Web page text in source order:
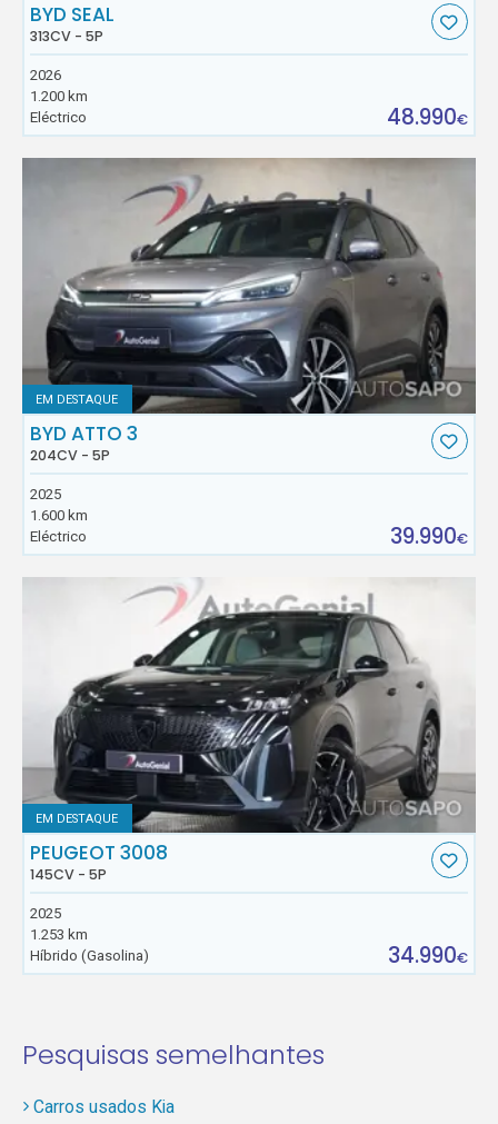
BYD SEAL
313CV - 5P
2026
1.200 km
Eléctrico
48.990€
EM DESTAQUE
BYD ATTO 3
204CV - 5P
2025
1.600 km
Eléctrico
39.990€
EM DESTAQUE
PEUGEOT 3008
145CV - 5P
2025
1.253 km
Híbrido (Gasolina)
34.990€
Pesquisas semelhantes
Carros usados Kia